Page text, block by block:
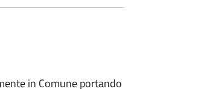
in Comune portando